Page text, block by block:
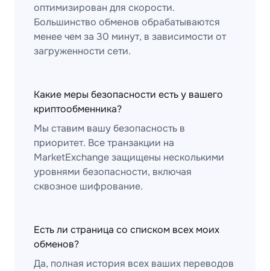
оптимизирован для скорости.
Большинство обменов обрабатываются
менее чем за 30 минут, в зависимости от
загруженности сети.
Какие меры безопасности есть у вашего
криптообменника?
Мы ставим вашу безопасность в
приоритет. Все транзакции на
MarketExchange защищены несколькими
уровнями безопасности, включая
сквозное шифрование.
Есть ли страница со списком всех моих
обменов?
Да, полная история всех ваших переводов